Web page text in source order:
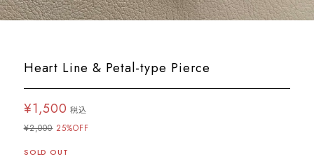
Heart Line & Petal-type Pierce
¥1,500 税込
¥2,000 25%OFF
SOLD OUT